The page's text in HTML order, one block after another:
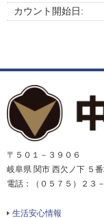
カウント開始日:
〒５０１－３９０６
岐阜県 関市 西欠ノ下 ５
電話：（０５７５）２３
生活安心情報